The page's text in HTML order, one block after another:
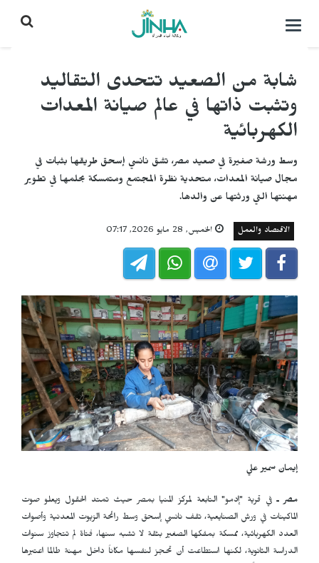
التحكم
شابة من الصعيد تتحدى التقاليد
وتثبت ذاتها في عالم صيانة المعدات
الكهربائية
وسط ورشة صغيرة في صعيد مصر، تشق نانسي إسحق طريقها بثبات في
مجال صيانة المعدات، متحدية نظرة المجتمع ومتمسكة بحلمها في تطوير
مهنتها التي ورثتها عن والدها.
الاقتصاد والعمل الخميس, 28 مايو 2026, 07:17
إيمان سمير علي
مصر ـفي قرية "إدمو" التابعة لمركز المنيا بمصر حيث تمتد الحقول ويعلو صوت
الماكينات في ورش الصنايعية، تقف نانسي إسحق وسط رائحة الزيوت المعدنية وأصوات
العدد الكهربائية، ممسكة بمفكها الصغير بثقة لا تشبه سنها، فتاة لم تتجاوز سنوات
الدراسة الثانوية، لكنها استطاعت أن تحجز لنفسها مكاناً داخل مهنة طالما اعتبرها